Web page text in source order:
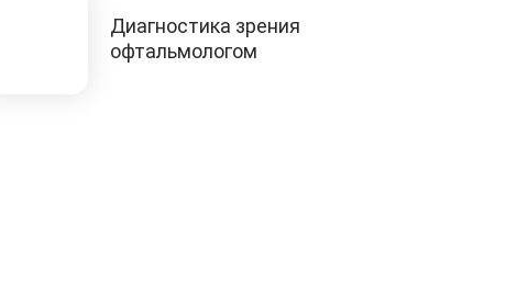
Диагностика зрения
офтальмологом